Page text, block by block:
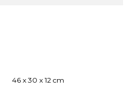
46 x 30 x 12 cm